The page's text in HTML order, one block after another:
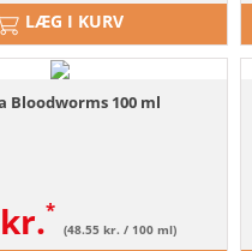
LÆG I KURV
Bloodworms 100 ml
kr. (48.55 kr. / 100 ml)